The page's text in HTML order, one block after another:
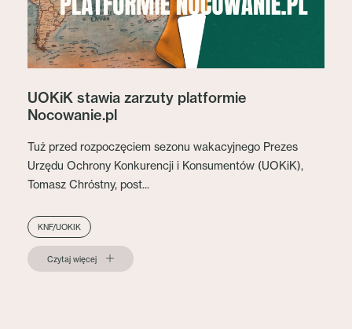
UOKiK stawia zarzuty platformie
Nocowanie.pl
Tuż przed rozpoczęciem sezonu wakacyjnego Prezes
Urzędu Ochrony Konkurencji i Konsumentów (UOKiK),
Tomasz Chróstny, post...
KNF/UOKIK
Czytaj więcej